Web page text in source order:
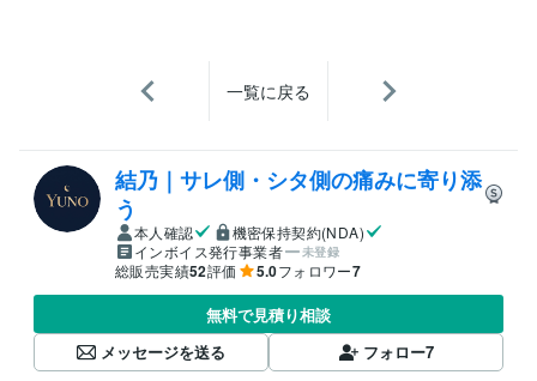
一覧に戻る
結乃｜サレ側・シタ側の痛みに寄り添
う
本人確認
機密保持契約(NDA)
インボイス発行事業者
未登録
総販売実績52評価 5.0フォロワー7
無料で見積り相談
メッセージを送る
フォロー7